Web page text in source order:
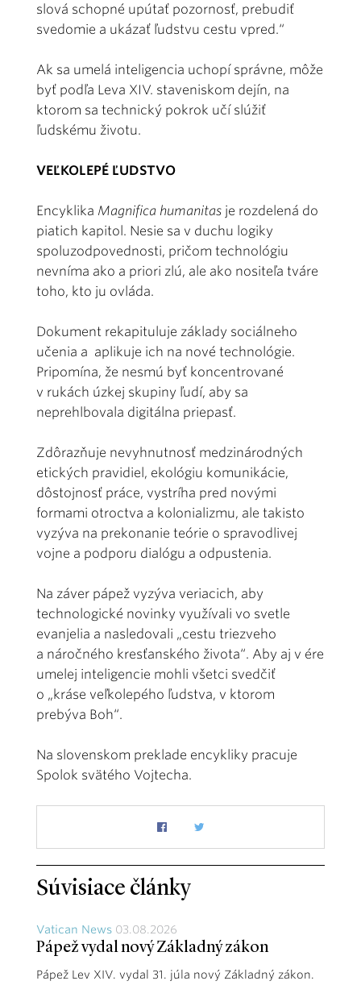
slová schopné upútať pozornosť, prebudiť
svedomie a ukázať ľudstvu cestu vpred.“
Ak sa umelá inteligencia uchopí správne, môže
byť podľa Leva XIV. staveniskom dejín, na
ktorom sa technický pokrok učí slúžiť
ľudskému životu.
VEĽKOLEPÉ ĽUDSTVO
Encyklika Magnifica humanitas je rozdelená do
piatich kapitol. Nesie sa v duchu logiky
spoluzodpovednosti, pričom technológiu
nevníma ako a priori zlú, ale ako nositeľa tváre
toho, kto ju ovláda.
Dokument rekapituluje základy sociálneho
učenia a aplikuje ich na nové technológie.
Pripomína, že nesmú byť koncentrované
v rukách úzkej skupiny ľudí, aby sa
neprehlbovala digitálna priepasť.
Zdôrazňuje nevyhnutnosť medzinárodných
etických pravidiel, ekológiu komunikácie,
dôstojnosť práce, vystríha pred novými
formami otroctva a kolonializmu, ale takisto
vyzýva na prekonanie teórie o spravodlivej
vojne a podporu dialógu a odpustenia.
Na záver pápež vyzýva veriacich, aby
technologické novinky využívali vo svetle
evanjelia a nasledovali „cestu triezveho
a náročného kresťanského života“. Aby aj v ére
umelej inteligencie mohli všetci svedčiť
o „kráse veľkolepého ľudstva, v ktorom
prebýva Boh“.
Na slovenskom preklade encykliky pracuje
Spolok svätého Vojtecha.
Súvisiace články
Vatican News 03.08.2026
Pápež vydal nový Základný zákon
Pápež Lev XIV. vydal 31. júla nový Základný zákon.